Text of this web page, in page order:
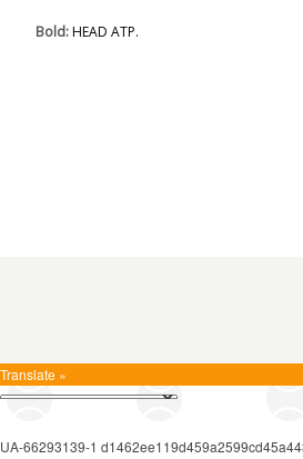
Bold:HEAD ATP.
Translate »
UA-66293139-1